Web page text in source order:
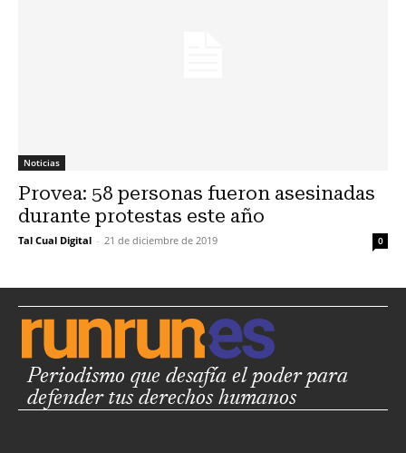
Noticias
Provea: 58 personas fueron asesinadas
durante protestas este año
Tal Cual Digital - 21 de diciembre de 2019 0
Periodismo que desafía el poder para
defender tus derechos humanos